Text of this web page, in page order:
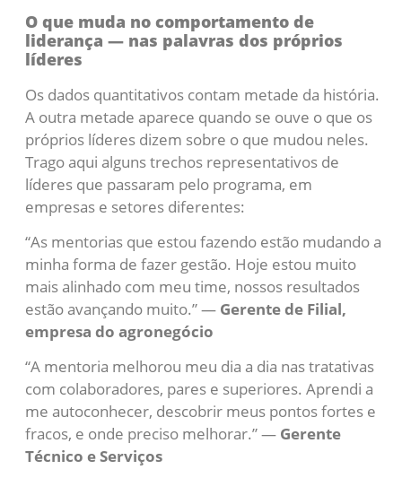
O que muda no comportamento de
liderança — nas palavras dos próprios
líderes
Os dados quantitativos contam metade da história.
A outra metade aparece quando se ouve o que os
próprios líderes dizem sobre o que mudou neles.
Trago aqui alguns trechos representativos de
líderes que passaram pelo programa, em
empresas e setores diferentes:
“As mentorias que estou fazendo estão mudando a
minha forma de fazer gestão. Hoje estou muito
mais alinhado com meu time, nossos resultados
estão avançando muito.” — Gerente de Filial,
empresa do agronegócio
“A mentoria melhorou meu dia a dia nas tratativas
com colaboradores, pares e superiores. Aprendi a
me autoconhecer, descobrir meus pontos fortes e
fracos, e onde preciso melhorar.” — Gerente
Técnico e Serviços